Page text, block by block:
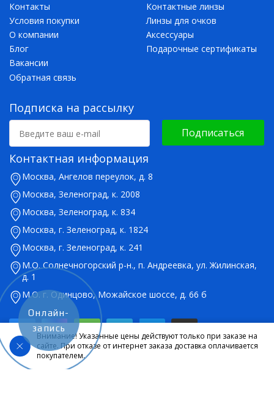
Внимание! Указанные цены действуют только при заказе на
сайте. При отказе от интернет заказа доставка оплачивается
покупателем.
Контакты
Условия покупки
О компании
Блог
Вакансии
Обратная связь
Контактные линзы
Линзы для очков
Аксессуары
Подарочные сертификаты
Подписка на рассылку
Подписаться
Контактная информация
Москва, Ангелов переулок, д. 8
Москва, Зеленоград, к. 2008
Москва, Зеленоград, к. 834
Москва, г. Зеленоград, к. 1824
Москва, г. Зеленоград, к. 241
М.О. Солнечногорский р-н., п. Андреевка, ул. Жилинская,
д. 1
М.О. г. Одинцово, Можайское шоссе, д. 66 б
Онлайн-
запись